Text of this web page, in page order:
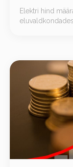
Elektri hind
eluvaldkondades